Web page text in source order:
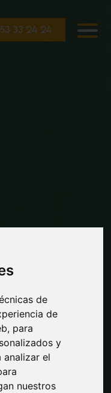
de
de
para
y
analizar el
nuestros
33 24 24